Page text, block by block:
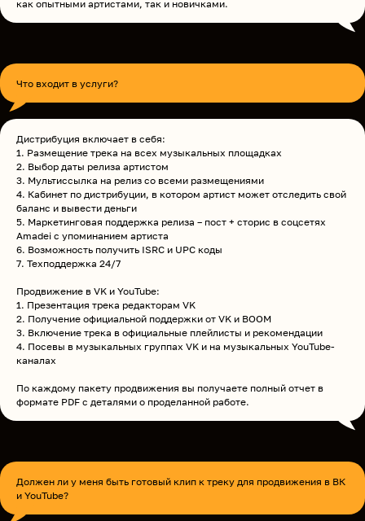
как опытными артистами, так и новичками.
Что входит в услуги?
Дистрибуция включает в себя:
1. Размещение трека на всех музыкальных площадках
2. Выбор даты релиза артистом
3. Мультиссылка на релиз со всеми размещениями
4. Кабинет по дистрибуции, в котором артист может отследить свой
баланс и вывести деньги
5. Маркетинговая поддержка релиза – пост + сторис в соцсетях
Amadei с упоминанием артиста
6. Возможность получить ISRC и UPC коды
7. Техподдержка 24/7
Продвижение в VK и YouTube:
1. Презентация трека редакторам VK
2. Получение официальной поддержки от VK и BOOM
3. Включение трека в официальные плейлисты и рекомендации
4. Посевы в музыкальных группах VK и на музыкальных YouTube-
каналах
По каждому пакету продвижения вы получаете полный отчет в
формате PDF с деталями о проделанной работе.
Должен ли у меня быть готовый клип к треку для продвижения в ВК
и YouTube?